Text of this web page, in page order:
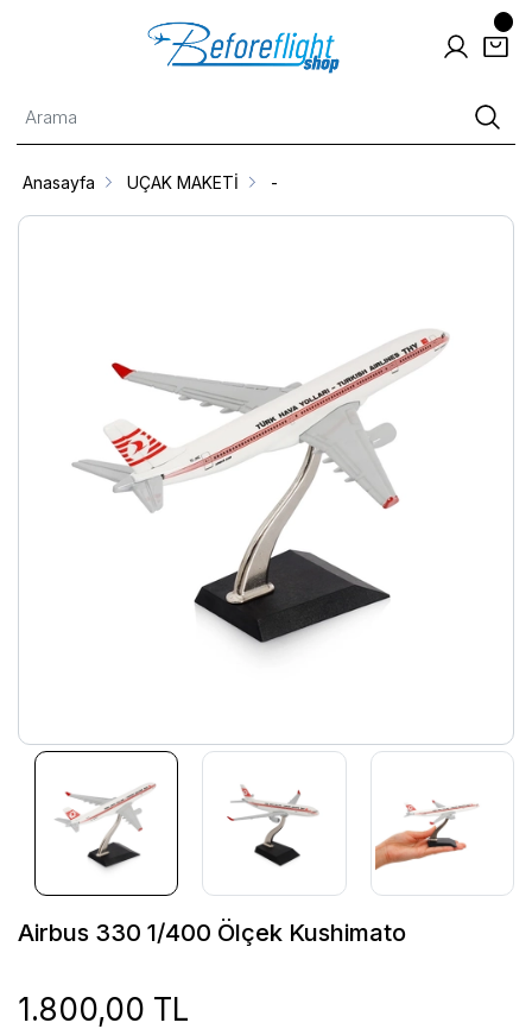
Anasayfa UÇAK MAKETİ -
Airbus 330 1/400 Ölçek Kushimato
1.800,00 TL